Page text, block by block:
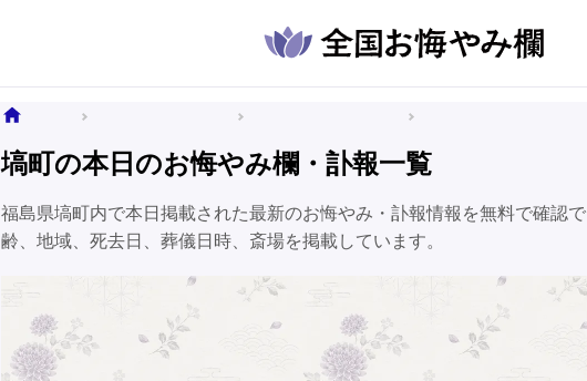
塙町の本日のお悔やみ欄・訃報一覧
福島県塙町内で本日掲載された最新のお悔やみ・訃報情報を無料で確認
齢、地域、死去日、葬儀日時、斎場を掲載しています。